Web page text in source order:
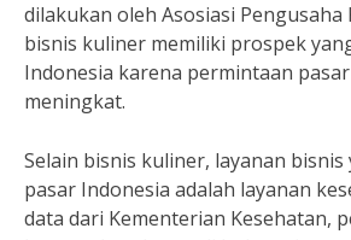
dilakukan oleh Asosiasi Pengusaha
bisnis kuliner memiliki prospek
Indonesia karena permintaan
meningkat.
Selain bisnis kuliner, layanan
pasar Indonesia adalah layanan
data dari Kementerian Kesehatan,